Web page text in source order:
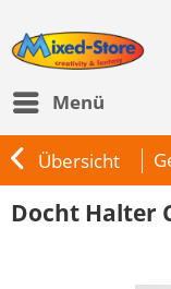
Menü
Übersicht
Docht Halter